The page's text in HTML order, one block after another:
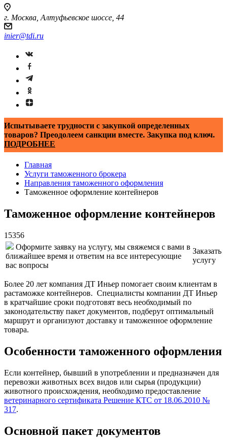
г. Москва, Алтуфьевское шоссе, 44
inier@tdi.ru
Испытываете трудности с закупкой определенных
товаров? Преодолеем санкции вместе. Закупка под ключ.
ПОДРОБНЕЕ
Главная
Услуги таможенного брокера
Направления таможенного оформления
Таможенное оформление контейнеров
Таможенное оформление контейнеров
15356
Оформите заявку на услугу, мы свяжемся с вами в
ближайшее время и ответим на все интересующие
вас вопросы
Заказать
услугу
Более 20 лет компания ДТ Иньер помогает своим клиентам в
растаможке контейнеров. Специалисты компании ДТ Иньер
в кратчайшие сроки подготовят весь необходимый по
законодательству пакет документов, подберут оптимальный
маршрут и организуют доставку и таможенное оформление
товара.
Особенности таможенного оформления
Если контейнер, бывший в употреблении и предназначен для
перевозки животных всех видов или сырья (продукции)
животного происхождения, необходимо предоставление
ветеринарного сертификата Решение КТС от 18.06.2010 №
317.
Основной пакет документов